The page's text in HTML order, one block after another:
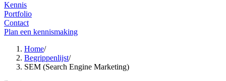
Kennis
Portfolio
Contact
Plan een kennismaking
Home/
Begrippenlijst/
SEM (Search Engine Marketing)